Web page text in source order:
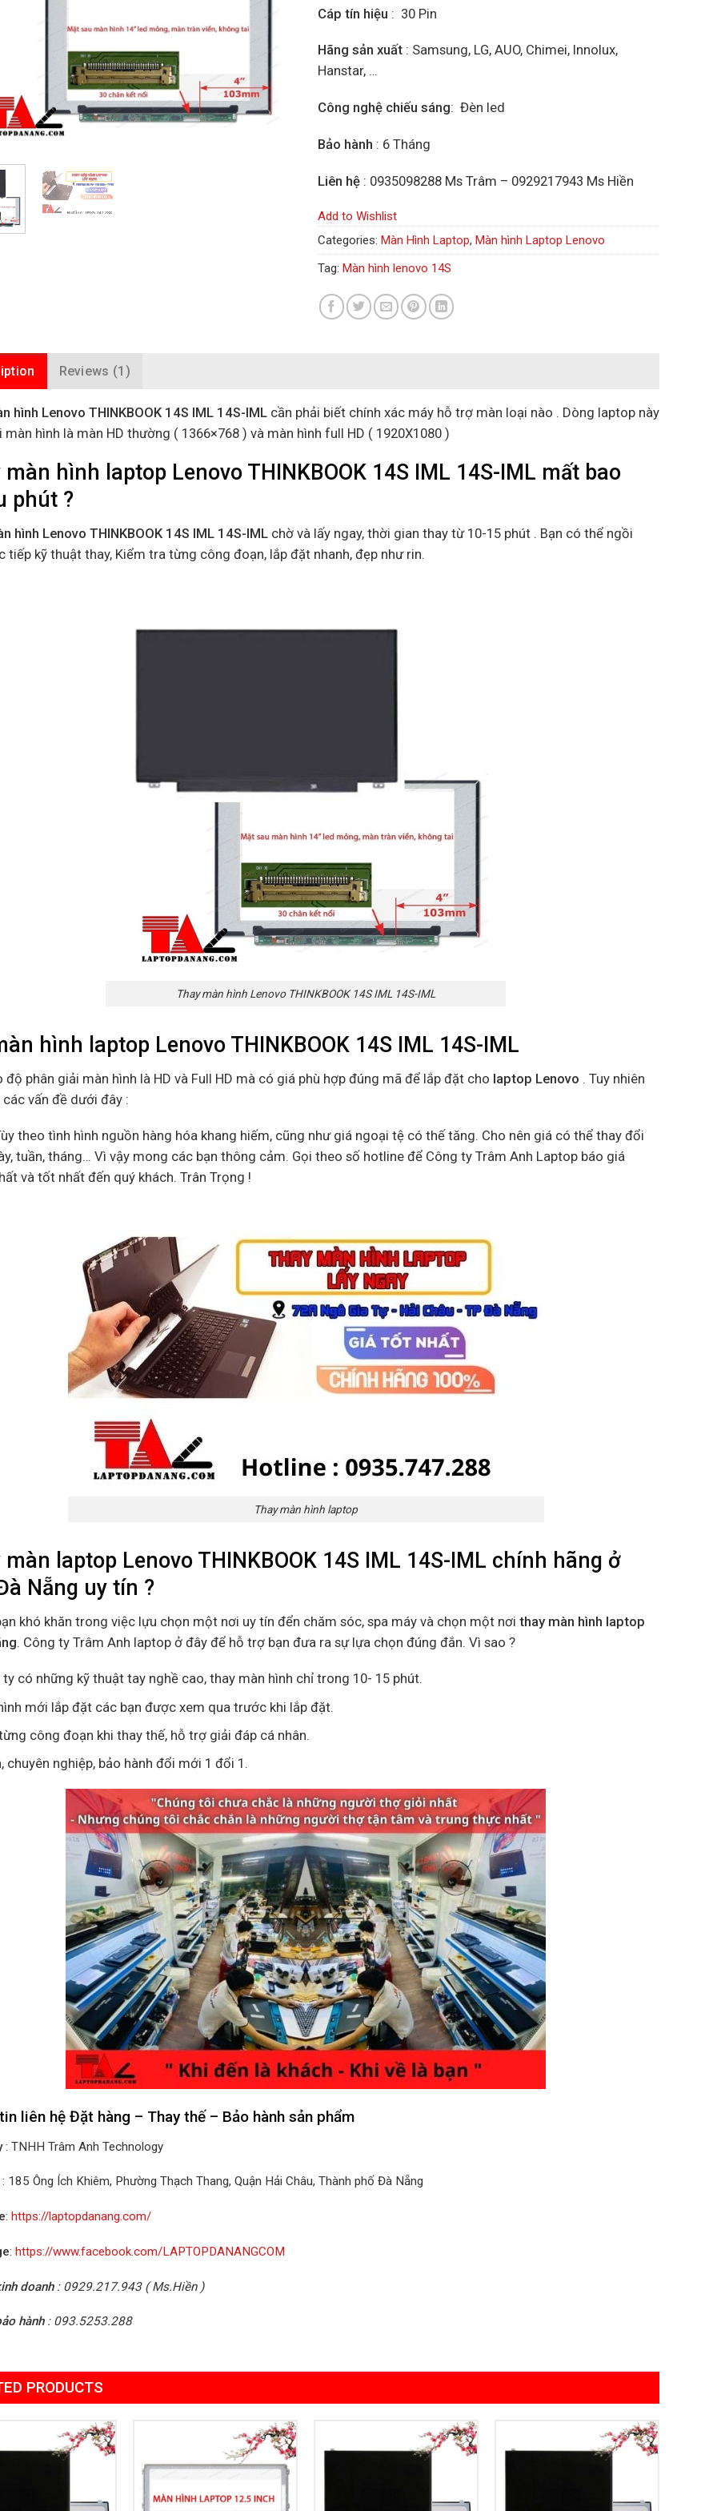
Cáp tín hiệu : 30 Pin
Hãng sản xuất : Samsung, LG, AUO, Chimei, Innolux,
Hanstar, …
Công nghệ chiếu sáng: Đèn led
Bảo hành : 6 Tháng
Liên hệ : 0935098288 Ms Trâm – 0929217943 Ms Hiền
Add to Wishlist
Categories: Màn Hình Laptop, Màn hình Laptop Lenovo
Tag: Màn hình lenovo 14S
Reviews (1)
hình Lenovo THINKBOOK 14S IML 14S-IML cần phải biết chính xác máy hỗ trợ màn loại nào . Dòng laptop này
màn hình là màn HD thường ( 1366×768 ) và màn hình full HD ( 1920X1080 )
hình laptop Lenovo THINKBOOK 14S IML 14S-IML mất bao
phút ?
hình Lenovo THINKBOOK 14S IML 14S-IML chờ và lấy ngay, thời gian thay từ 10-15 phút . Bạn có thể ngồi
tiếp kỹ thuật thay, Kiểm tra từng công đoạn, lắp đặt nhanh, đẹp như rin.
Thay màn hình Lenovo THINKBOOK 14S IML 14S-IML
hình laptop Lenovo THINKBOOK 14S IML 14S-IML
độ phân giải màn hình là HD và Full HD mà có giá phù hợp đúng mã để lắp đặt cho laptop Lenovo . Tuy nhiên
các vấn đề dưới đây :
theo tình hình nguồn hàng hóa khang hiếm, cũng như giá ngoại tệ có thế tăng. Cho nên giá có thể thay đổi
tuần, tháng… Vì vậy mong các bạn thông cảm. Gọi theo số hotline để Công ty Trâm Anh Laptop báo giá
và tốt nhất đến quý khách. Trân Trọng !
Thay màn hình laptop
laptop Lenovo THINKBOOK 14S IML 14S-IML chính hãng ở
Nẵng uy tín ?
khó khăn trong việc lựu chọn một nơi uy tín đển chăm sóc, spa máy và chọn một nơi thay màn hình laptop
. Công ty Trâm Anh laptop ở đây để hỗ trợ bạn đưa ra sự lựa chọn đúng đắn. Vì sao ?
có những kỹ thuật tay nghề cao, thay màn hình chỉ trong 10- 15 phút.
mới lắp đặt các bạn được xem qua trước khi lắp đặt.
công đoạn khi thay thế, hỗ trợ giải đáp cá nhân.
chuyên nghiệp, bảo hành đổi mới 1 đổi 1.
liên hệ Đặt hàng – Thay thế – Bảo hành sản phẩm
: TNHH Trâm Anh Technology
: 185 Ông Ích Khiêm, Phường Thạch Thang, Quận Hải Châu, Thành phố Đà Nẵng
: https://laptopdanang.com/
: https://www.facebook.com/LAPTOPDANANGCOM
doanh: 0929.217.943 ( Ms.Hiền )
hành: 093.5253.288
PRODUCTS
Add to